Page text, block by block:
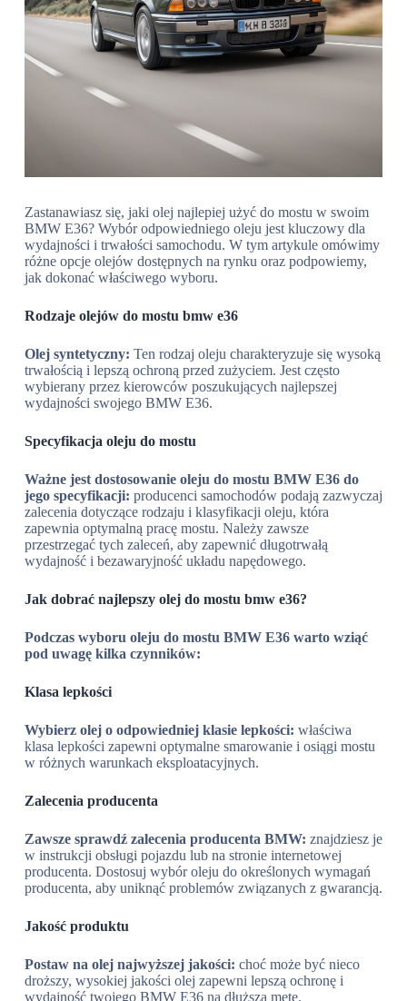
Zastanawiasz się, jaki olej najlepiej użyć do mostu w swoim
BMW E36? Wybór odpowiedniego oleju jest kluczowy dla
wydajności i trwałości samochodu. W tym artykule omówimy
różne opcje olejów dostępnych na rynku oraz podpowiemy,
jak dokonać właściwego wyboru.
Rodzaje olejów do mostu bmw e36
Olej syntetyczny: Ten rodzaj oleju charakteryzuje się wysoką
trwałością i lepszą ochroną przed zużyciem. Jest często
wybierany przez kierowców poszukujących najlepszej
wydajności swojego BMW E36.
Specyfikacja oleju do mostu
Ważne jest dostosowanie oleju do mostu BMW E36 do
jego specyfikacji: producenci samochodów podają zazwyczaj
zalecenia dotyczące rodzaju i klasyfikacji oleju, która
zapewnia optymalną pracę mostu. Należy zawsze
przestrzegać tych zaleceń, aby zapewnić długotrwałą
wydajność i bezawaryjność układu napędowego.
Jak dobrać najlepszy olej do mostu bmw e36?
Podczas wyboru oleju do mostu BMW E36 warto wziąć
pod uwagę kilka czynników:
Klasa lepkości
Wybierz olej o odpowiedniej klasie lepkości: właściwa
klasa lepkości zapewni optymalne smarowanie i osiągi mostu
w różnych warunkach eksploatacyjnych.
Zalecenia producenta
Zawsze sprawdź zalecenia producenta BMW: znajdziesz je
w instrukcji obsługi pojazdu lub na stronie internetowej
producenta. Dostosuj wybór oleju do określonych wymagań
producenta, aby uniknąć problemów związanych z gwarancją.
Jakość produktu
Postaw na olej najwyższej jakości: choć może być nieco
droższy, wysokiej jakości olej zapewni lepszą ochronę i
wydajność twojego BMW E36 na dłuższą metę.